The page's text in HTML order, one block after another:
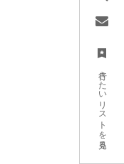
行きたいリストを見る